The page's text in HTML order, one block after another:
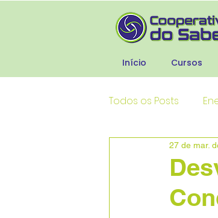
Início Cursos
Todos os Posts
27 de mar.